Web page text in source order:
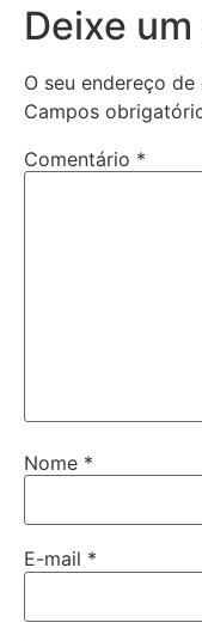
Deixe
O seu endereço
Campos
Comentário *
Nome *
E-mail *